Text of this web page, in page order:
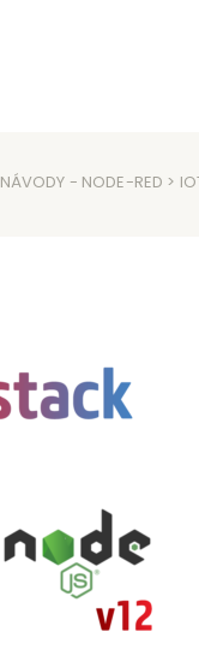
NÁVODY - NODE-RED >